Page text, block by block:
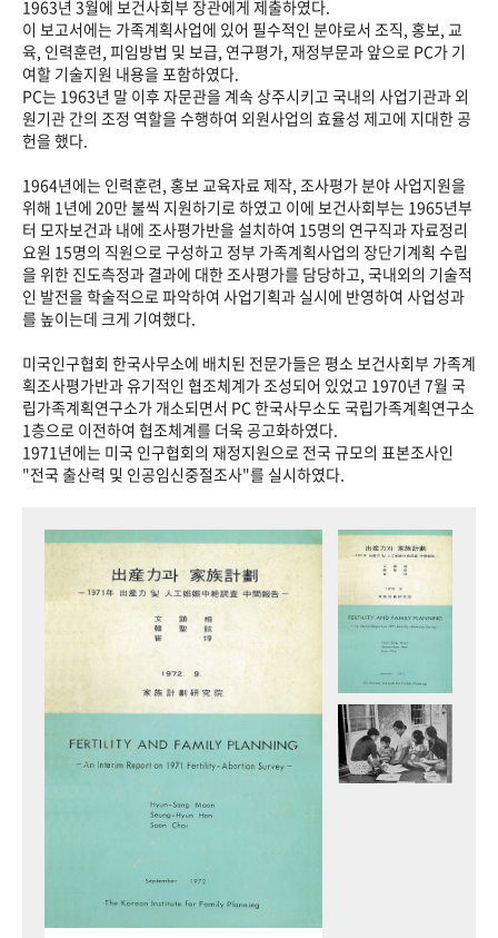
1963년 3월에 보건사회부 장관에게 제출하였다.
이 보고서에는 가족계획사업에 있어 필수적인 분야로서 조직, 홍보, 교
육, 인력훈련, 피임방법 및 보급, 연구평가, 재정부문과 앞으로 PC가 기
여할 기술지원 내용을 포함하였다.
PC는 1963년 말 이후 자문관을 계속 상주시키고 국내의 사업기관과 외
원기관 간의 조정 역할을 수행하여 외원사업의 효율성 제고에 지대한 공
헌을 했다.
1964년에는 인력훈련, 홍보 교육자료 제작, 조사평가 분야 사업지원을
위해 1년에 20만 불씩 지원하기로 하였고 이에 보건사회부는 1965년부
터 모자보건과 내에 조사평가반을 설치하여 15명의 연구직과 자료정리
요원 15명의 직원으로 구성하고 정부 가족계획사업의 장단기계획 수립
을 위한 진도측정과 결과에 대한 조사평가를 담당하고, 국내외의 기술적
인 발전을 학술적으로 파악하여 사업기획과 실시에 반영하여 사업성과
를 높이는데 크게 기여했다.
미국인구협회 한국사무소에 배치된 전문가들은 평소 보건사회부 가족계
획조사평가반과 유기적인 협조체계가 조성되어 있었고 1970년 7월 국
립가족계획연구소가 개소되면서 PC 한국사무소도 국립가족계획연구소
1층으로 이전하여 협조체계를 더욱 공고화하였다.
1971년에는 미국 인구협회의 재정지원으로 전국 규모의 표본조사인
"전국 출산력 및 인공임신중절조사"를 실시하였다.